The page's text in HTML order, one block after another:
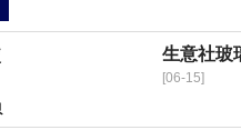
生意社玻
[06-15]